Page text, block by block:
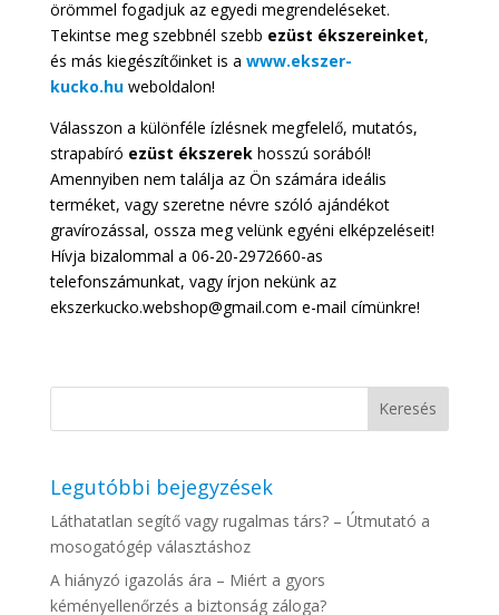
örömmel fogadjuk az egyedi megrendeléseket.
Tekintse meg szebbnél szebb ezüst ékszereinket,
és más kiegészítőinket is a www.ekszer-
kucko.huweboldalon!
Válasszon a különféle ízlésnek megfelelő, mutatós,
strapabíró ezüst ékszerekhosszú sorából!
Amennyiben nem találja az Ön számára ideális
terméket, vagy szeretne névre szóló ajándékot
gravírozással, ossza meg velünk egyéni elképzeléseit!
Hívja bizalommal a 06-20-2972660-as
telefonszámunkat, vagy írjon nekünk az
ekszerkucko.webshop@gmail.com e-mail címünkre!
Legutóbbi bejegyzések
Láthatatlan segítő vagy rugalmas társ? – Útmutató a
mosogatógép választáshoz
A hiányzó igazolás ára – Miért a gyors
kéményellenőrzés a biztonság záloga?